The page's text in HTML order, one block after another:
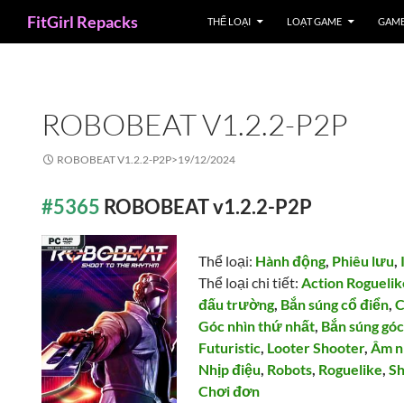
FitGirl Repacks THỂ LOẠI LOẠT GAME
ROBOBEAT V1.2.2-P2P
ROBOBEAT V1.2.2-P2P>19/12/2024
#5365 ROBOBEAT v1.2.2-P2P
Thể loại: Hành động, Phiêu lưu,
Thể loại chi tiết:Action
đấu trường, Bắn súng cổ điển,
Góc nhìn thứ nhất, Bắn súng
Futuristic, Looter Shooter,Âm
Nhịp điệu, Robots, Roguelike,
Chơi đơn